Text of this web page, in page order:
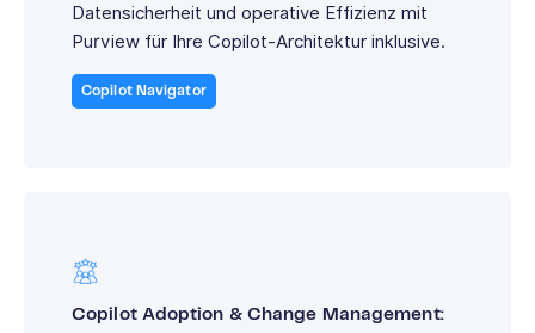
Datensicherheit und operative Effizienz mit
Purview für Ihre Copilot-Architektur inklusive.
Copilot Navigator
Copilot Adoption & Change Management: